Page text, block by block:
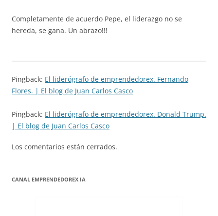
Completamente de acuerdo Pepe, el liderazgo no se
hereda, se gana. Un abrazo!!!
Pingback: El liderógrafo de emprendedorex. Fernando
Flores. | El blog de Juan Carlos Casco
Pingback: El liderógrafo de emprendedorex. Donald Trump.
| El blog de Juan Carlos Casco
Los comentarios están cerrados.
CANAL EMPRENDEDOREX IA